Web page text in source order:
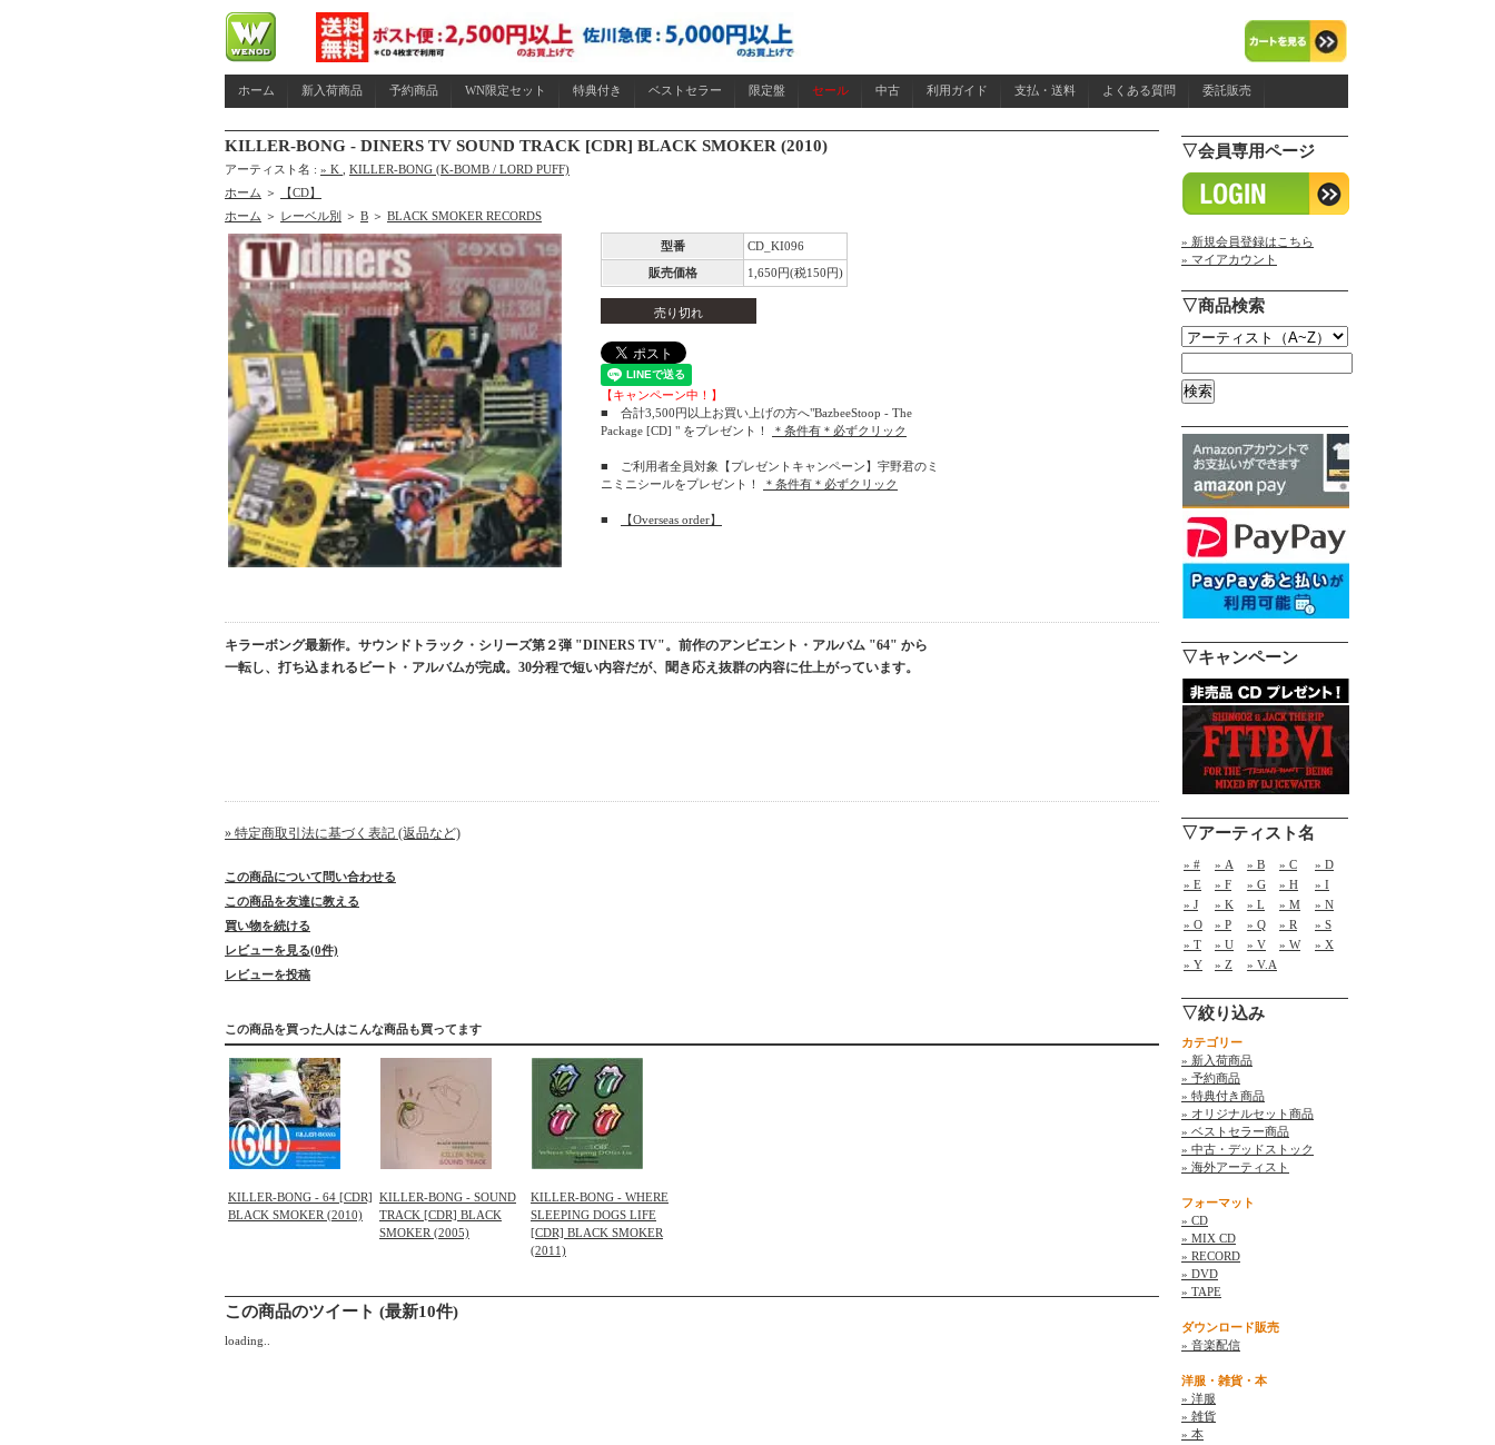
ホーム 新入荷商品 予約商品 WN限定セット 特典付き ベストセラー 限定盤 セール 中古 利用ガイド 支払・送料 よくある質問 委託販売
KILLER-BONG - DINERS TV SOUND TRACK [CDR] BLACK SMOKER (2010)
アーティスト名 : » K
KILLER-BONG (K-BOMB / LORD PUFF)
ホーム ＞
【CD】
ホーム ＞ レーベル別 ＞ B ＞ BLACK SMOKER RECORDS
型番
CD_KI096
販売価格
1,650円(税150円)
売り切れ
【キャンペーン中！】
■ 合計3,500円以上お買い上げの方へ"BazbeeStoop - The
Package [CD] " をプレゼント！
＊条件有＊必ずクリック
■ ご利用者全員対象【プレゼントキャンペーン】宇野君のミ
ニミニシールをプレゼント！
＊条件有＊必ずクリック
■ 【Overseas order】
キラーボング最新作。サウンドトラック・シリーズ第２弾 "DINERS TV"。前作のアンビエント・アルバム "64" から
一転し、打ち込まれるビート・アルバムが完成。30分程で短い内容だが、聞き応え抜群の内容に仕上がっています。
» 特定商取引法に基づく表記 (返品など)
この商品について問い合わせる
この商品を友達に教える
買い物を続ける
レビューを見る(0件)
レビューを投稿
この商品を買った人はこんな商品も買ってます
KILLER-BONG - 64 [CDR]
BLACK SMOKER (2010)
KILLER-BONG - SOUND
TRACK [CDR] BLACK
SMOKER (2005)
KILLER-BONG - WHERE
SLEEPING DOGS LIFE
[CDR] BLACK SMOKER
(2011)
この商品のツイート (最新10件)
loading..
▽会員専用ページ
» 新規会員登録はこちら
» マイアカウント
▽商品検索
▽キャンペーン
▽アーティスト名
» # » A » B » C
» D
» E
» F » G » H
» I
» J
» K » L » M
» N
» O
» P » Q » R
» S
» T
» U » V » W
» X
» Y
» Z » V.A
▽絞り込み
カテゴリー
» 新入荷商品
» 予約商品
» 特典付き商品
» オリジナルセット商品
» ベストセラー商品
» 中古・デッドストック
» 海外アーティスト
フォーマット
» CD
» MIX CD
» RECORD
» DVD
» TAPE
ダウンロード販売
» 音楽配信
洋服・雑貨・本
» 洋服
» 雑貨
» 本